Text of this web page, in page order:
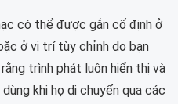
có thể được gắn cố định ở
ở vị trí tùy chỉnh do bạn
trình phát luôn hiển thị và
khi họ di chuyển qua các